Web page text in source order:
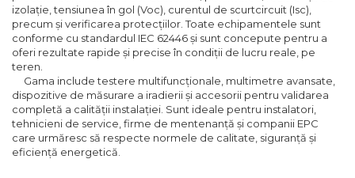
izolație, tensiunea în gol (Voc), curentul de scurtcircuit (Isc),
precum și verificarea protecțiilor. Toate echipamentele sunt
conforme cu standardul IEC 62446 și sunt concepute pentru a
oferi rezultate rapide și precise în condiții de lucru reale, pe
teren.
Gama include testere multifuncționale, multimetre avansate,
dispozitive de măsurare a iradierii și accesorii pentru validarea
completă a calității instalației. Sunt ideale pentru instalatori,
tehnicieni de service, firme de mentenanță și companii EPC
care urmăresc să respecte normele de calitate, siguranță și
eficiență energetică.